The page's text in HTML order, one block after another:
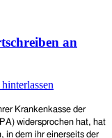
an
Krankenkasse der
widersprochen hat, hat
in dem ihr einerseits der